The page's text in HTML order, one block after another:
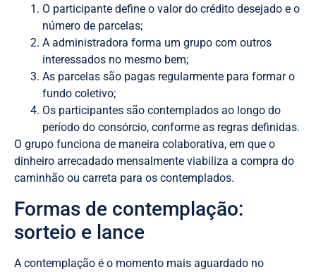
O participante define o valor do crédito desejado e o
número de parcelas;
A administradora forma um grupo com outros
interessados no mesmo bem;
As parcelas são pagas regularmente para formar o
fundo coletivo;
Os participantes são contemplados ao longo do
período do consórcio, conforme as regras definidas.
O grupo funciona de maneira colaborativa, em que o
dinheiro arrecadado mensalmente viabiliza a compra do
caminhão ou carreta para os contemplados.
Formas de contemplação:
sorteio e lance
A contemplação é o momento mais aguardado no